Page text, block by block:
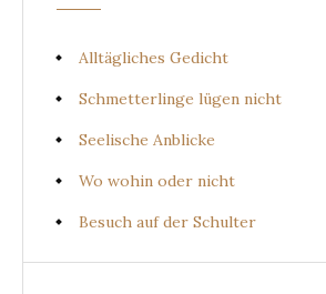
Alltägliches Gedicht
Schmetterlinge lügen nicht
Seelische Anblicke
Wo wohin oder nicht
Besuch auf der Schulter